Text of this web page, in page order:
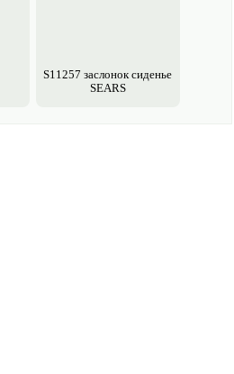
S11257 заслонок сиденье
SEARS